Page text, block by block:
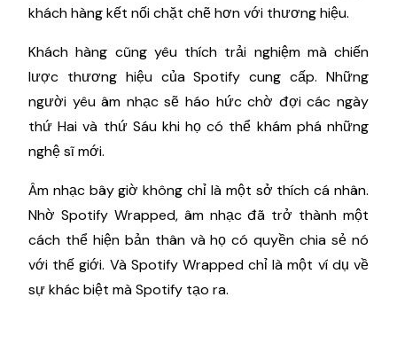
khách hàng kết nối chặt chẽ hơn với thương hiệu.
Khách hàng cũng yêu thích trải nghiệm mà chiến
lược thương hiệu của Spotify cung cấp. Những
người yêu âm nhạc sẽ háo hức chờ đợi các ngày
thứ Hai và thứ Sáu khi họ có thể khám phá những
nghệ sĩ mới.
Âm nhạc bây giờ không chỉ là một sở thích cá nhân.
Nhờ Spotify Wrapped, âm nhạc đã trở thành một
cách thể hiện bản thân và họ có quyền chia sẻ nó
với thế giới. Và Spotify Wrapped chỉ là một ví dụ về
sự khác biệt mà Spotify tạo ra.